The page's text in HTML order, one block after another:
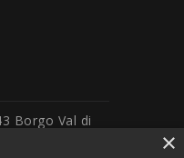
Borgo Val di
×